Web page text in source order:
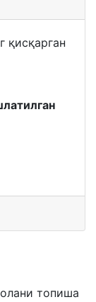
қисқарган
топиша